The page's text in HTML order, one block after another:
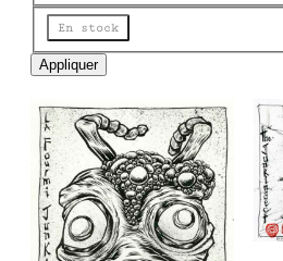
e
État
En stock
Appliquer